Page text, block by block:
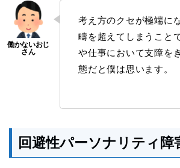
考え方のクセが極端に
疇を超えてしまうこと
や仕事において支障を
態だと僕は思います。
回避性パーソナリティ障